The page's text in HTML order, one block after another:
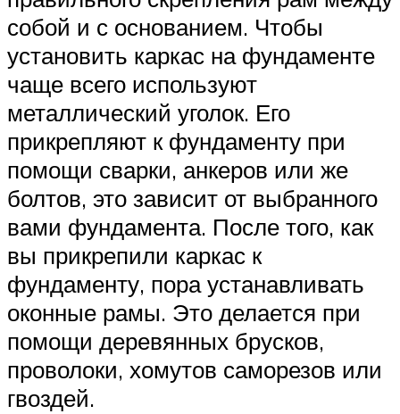
собой и с основанием. Чтобы
установить каркас на фундаменте
чаще всего используют
металлический уголок. Его
прикрепляют к фундаменту при
помощи сварки, анкеров или же
болтов, это зависит от выбранного
вами фундамента. После того, как
вы прикрепили каркас к
фундаменту, пора устанавливать
оконные рамы. Это делается при
помощи деревянных брусков,
проволоки, хомутов саморезов или
гвоздей.